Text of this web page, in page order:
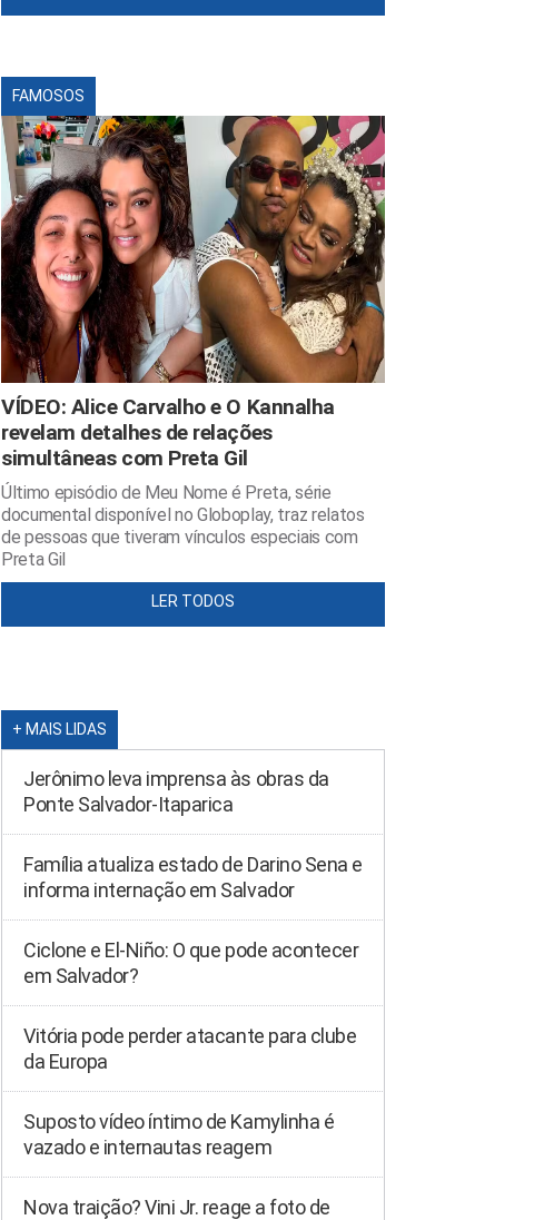
FAMOSOS
VÍDEO: Alice Carvalho e O Kannalha
revelam detalhes de relações
simultâneas com Preta Gil
Último episódio de Meu Nome é Preta, série
documental disponível no Globoplay, traz relatos
de pessoas que tiveram vínculos especiais com
Preta Gil
LER TODOS
+ MAIS LIDAS
Jerônimo leva imprensa às obras da
Ponte Salvador-Itaparica
Família atualiza estado de Darino Sena e
informa internação em Salvador
Ciclone e El-Niño: O que pode acontecer
em Salvador?
Vitória pode perder atacante para clube
da Europa
Suposto vídeo íntimo de Kamylinha é
vazado e internautas reagem
Nova traição? Vini Jr. reage a foto de